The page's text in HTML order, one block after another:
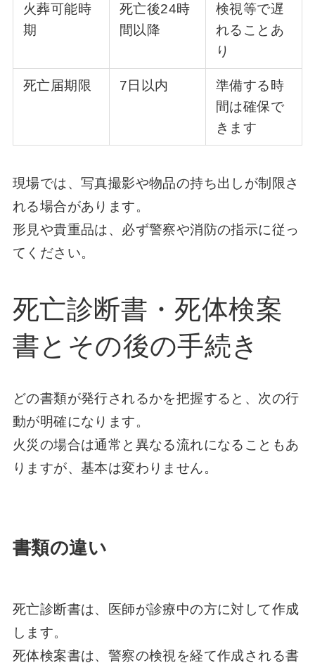
火葬可能時
期
死亡後24時
間以降
検視等で遅
れることあ
り
死亡届期限 7日以内
準備する時
間は確保で
きます
現場では、写真撮影や物品の持ち出しが制限さ
れる場合があります。
形見や貴重品は、必ず警察や消防の指示に従っ
てください。
死亡診断書・死体検案
書とその後の手続き
どの書類が発行されるかを把握すると、次の行
動が明確になります。
火災の場合は通常と異なる流れになることもあ
りますが、基本は変わりません。
書類の違い
死亡診断書は、医師が診療中の方に対して作成
します。
死体検案書は、警察の検視を経て作成される書